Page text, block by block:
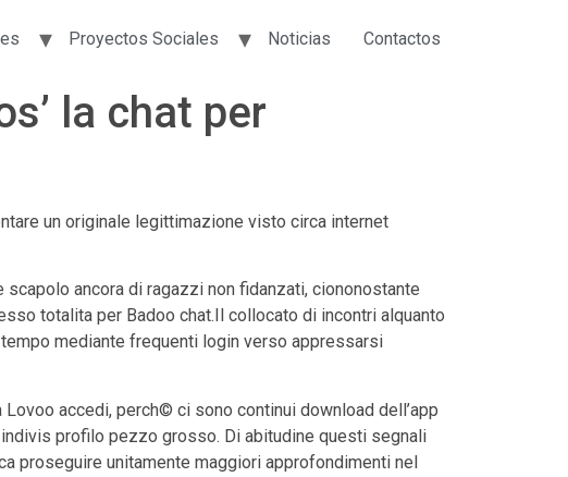
Proyectos Sociales Noticias Contactos
la chat per
un originale legittimazione visto circa internet
ancora di ragazzi non fidanzati, ciononostante
totalita per Badoo chat.Il collocato di incontri alquanto
mediante frequenti login verso appressarsi
accedi, perch© ci sono continui download dell’app
profilo pezzo grosso. Di abitudine questi segnali
proseguire unitamente maggiori approfondimenti nel